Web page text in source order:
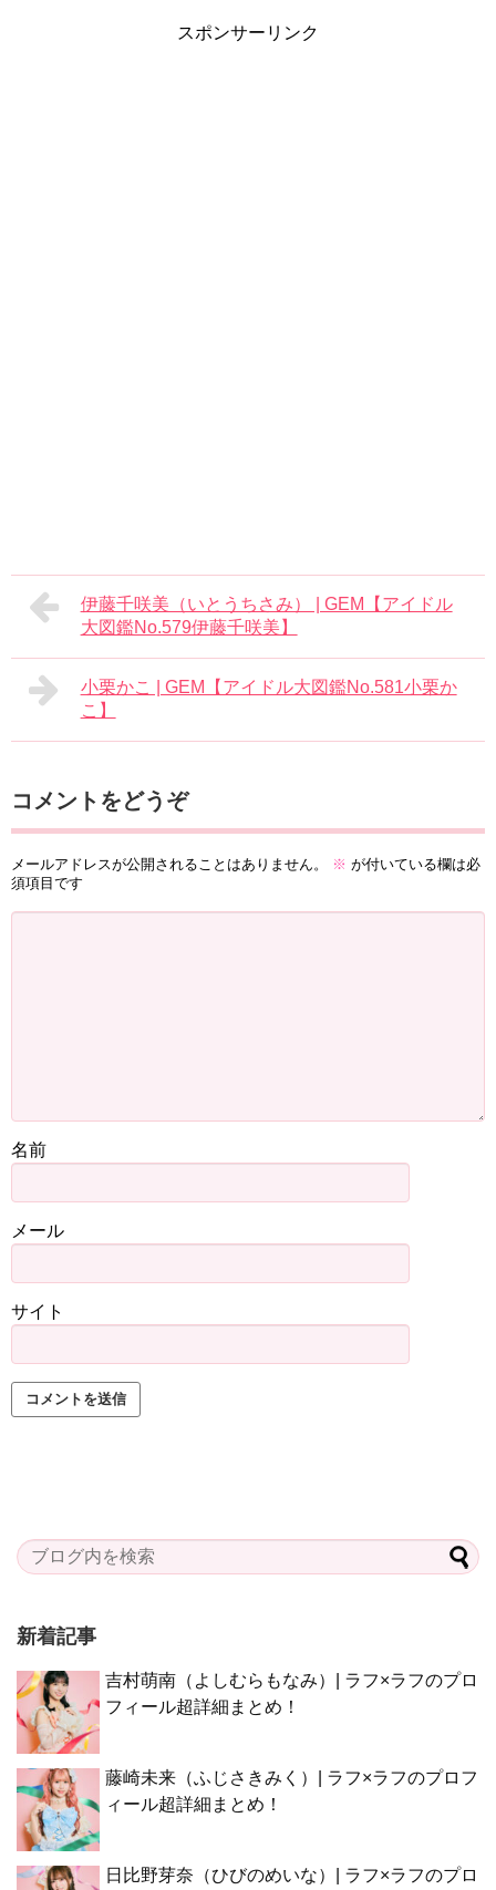
スポンサーリンク
伊藤千咲美（いとうちさみ） | GEM【アイドル
大図鑑No.579伊藤千咲美】
小栗かこ | GEM【アイドル大図鑑No.581小栗か
こ】
コメントをどうぞ
メールアドレスが公開されることはありません。 ※ が付いている欄は必
須項目です
名前
メール
サイト
新着記事
吉村萌南（よしむらもなみ）| ラフ×ラフのプロ
フィール超詳細まとめ！
藤崎未来（ふじさきみく）| ラフ×ラフのプロフ
ィール超詳細まとめ！
日比野芽奈（ひびのめいな）| ラフ×ラフのプロ